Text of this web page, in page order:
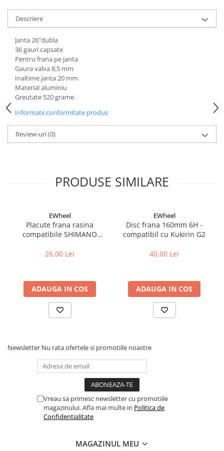
Suport bicicleta
Lumini bicicleta
Computer bicicleta
Piese biciclete
Anvelopa bicicleta
Camera bicicleta
Pinioane
Lant bicicleta
Urechi cadru bicicleta
Pipe ghidon
Cuvete bicicleta
Furci bicicleta
Cabluri si camasi
Placute frana bicicleta
Discuri frana bicicleta
Saboti frana bicicleta
Adaptoare frana bicicleta
Frane pe janta
Accesorii frane bicicleta
Roti bicicleta
Accesorii butuci
Descriere
Janta 26"dubla
36 gauri capsate
Pentru frana pe janta
Gaura valva 8,5 mm
Inaltime janta 20 mm
Material aluminiu
Greutate 520 grame
Informatii conformitate produs
Review-uri(0)
PRODUSE SIMILARE
EWheel
Placute frana rasina
compatibile SHIMANO
G2/G4 2025)
26,00 Lei
ADAUGA IN COS
EWheel
Disc frana 160mm 6H -
compatibil cu Kukirin G2
40,00 Lei
ADAUGA IN COS
Newsletter Nu rata ofertele si promotiile noastre
Vreau sa primesc newsletter cu promotiile
magazinului. Afla mai multe in Politica de
Confidentialitate
MAGAZINUL MEU